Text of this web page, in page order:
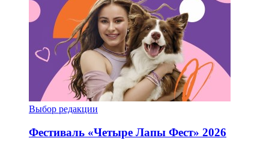
Выбор редакции
Фестиваль «Четыре Лапы Фест» 2026